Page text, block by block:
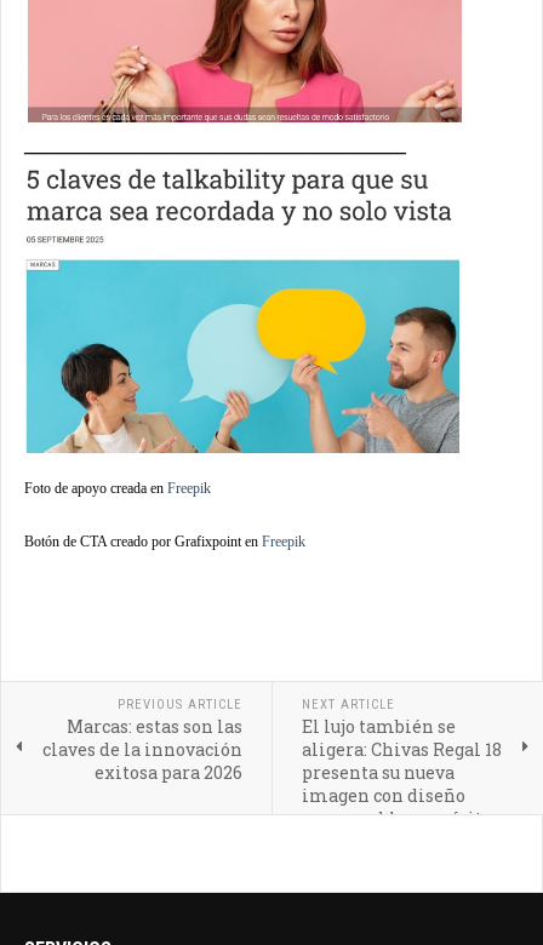
Foto de apoyo creada en Freepik
Botón de CTA creado por Grafixpoint en Freepik
PREVIOUS ARTICLE
Marcas: estas son las
claves de la innovación
exitosa para 2026
NEXT ARTICLE
El lujo también se
aligera: Chivas Regal 18
presenta su nueva
imagen con diseño
responsable y espíritu